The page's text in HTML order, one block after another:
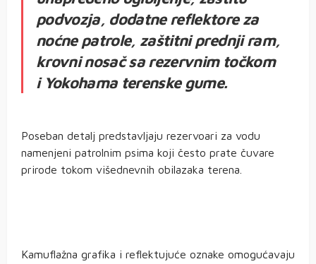
podvozja, dodatne reflektore za
noćne patrole, zaštitni prednji ram,
krovni nosač sa rezervnim točkom
i Yokohama terenske gume.
Poseban detalj predstavljaju rezervoari za vodu
namenjeni patrolnim psima koji često prate čuvare
prirode tokom višednevnih obilazaka terena.
Kamuflažna grafika i reflektujuće oznake omogućavaju